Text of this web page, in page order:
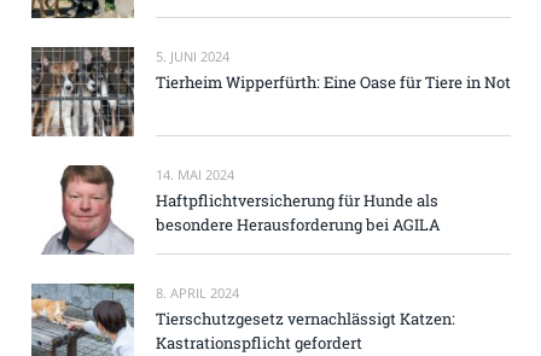
5. JUNI 2024
Tierheim Wipperfürth: Eine Oase für Tiere in Not
14. MAI 2024
Haftpflichtversicherung für Hunde als
besondere Herausforderung bei AGILA
8. APRIL 2024
Tierschutzgesetz vernachlässigt Katzen:
Kastrationspflicht gefordert